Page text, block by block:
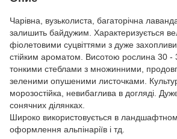
Чарівна, вузьколиста, багаторічна
залишить байдужим. Характеризується
фіолетовими суцвіттями з дуже
стійким ароматом. Висотою рослина 30 -
тонкими стеблами з множинними,
зеленими опушеними листочками.
морозостійка, невибаглива в догляді.
сонячних ділянках.
Широко використовується в
оформлення альпінаріїв і тд.